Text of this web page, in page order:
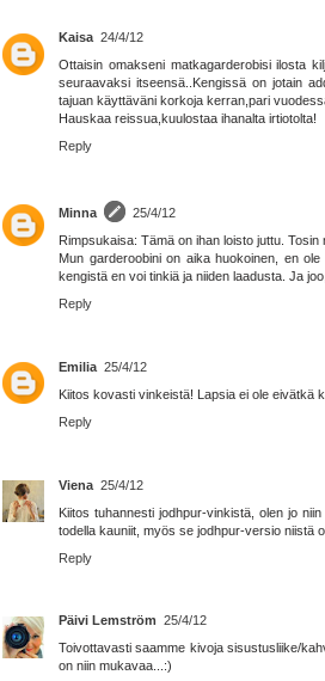
Kaisa 24/4/12
Ottaisin omakseni matkagarderobisi ilosta
seuraavaksi itseensä..Kengissä on jotain
tajuan käyttäväni korkoja kerran,pari
Hauskaa reissua,kuulostaa ihanalta irtiotolta!
Reply
Minna
25/4/12
Rimpsukaisa: Tämä on ihan loisto juttu.
Mun garderoobini on aika huokoinen, en
kengistä en voi tinkiä ja niiden laadusta. Ja
Reply
Emilia 25/4/12
Kiitos kovasti vinkeistä! Lapsia ei ole eivätkä
Reply
Viena 25/4/12
Kiitos tuhannesti jodhpur-vinkistä, olen jo
todella kauniit, myös se jodhpur-versio niistä
Reply
Päivi Lemström 25/4/12
Toivottavasti saamme kivoja sisustusliike/
on niin mukavaa...:)